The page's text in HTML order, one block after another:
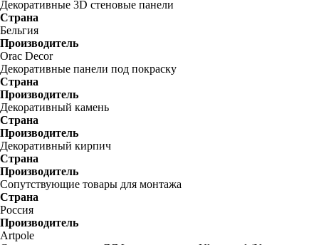
Декоративные 3D стеновые панели
Страна
Бельгия
Производитель
Orac Decor
Декоративные панели под покраску
Страна
Производитель
Декоративный камень
Страна
Производитель
Декоративный кирпич
Страна
Производитель
Сопутствующие товары для монтажа
Страна
Россия
Производитель
Artpole